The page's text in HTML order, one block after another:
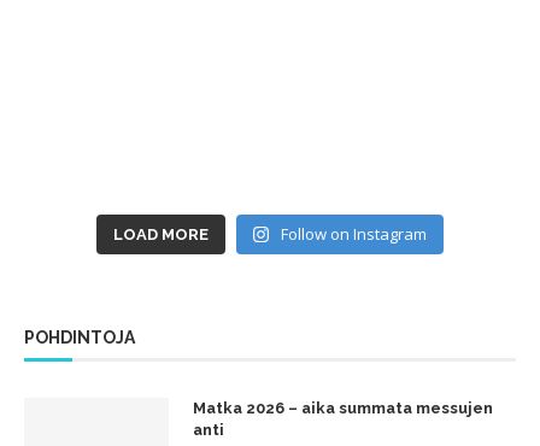
LOAD MORE Follow on Instagram
POHDINTOJA
Matka 2026 – aika summata messujen
anti